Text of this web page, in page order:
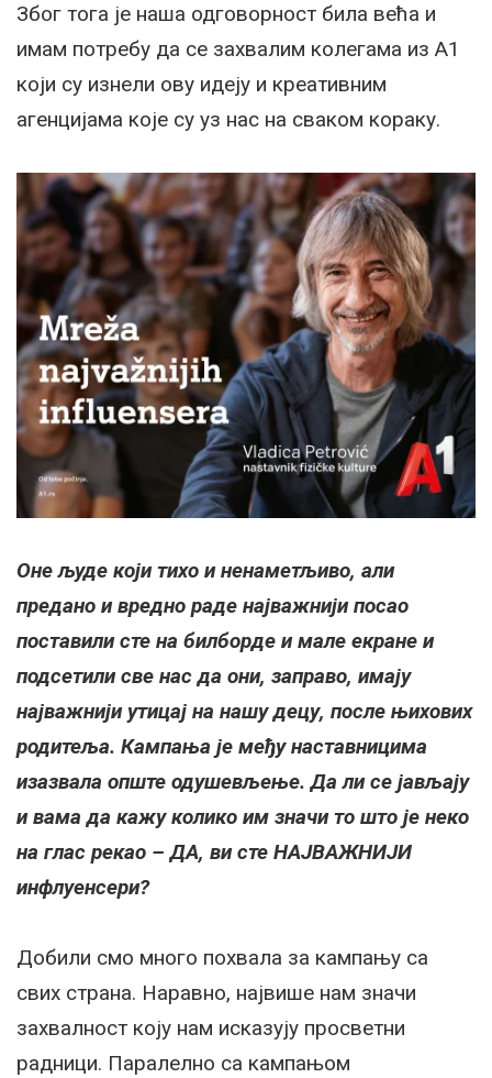
Због тога је наша одговорност била већа и
имам потребу да се захвалим колегама из А1
који су изнели ову идеју и креативним
агенцијама које су уз нас на сваком кораку.
Оне људе који тихо и ненаметљиво, али
предано и вредно раде најважнији посао
поставили сте на билборде и мале екране и
подсетили све нас да они, заправо, имају
најважнији утицај на нашу децу, после њихових
родитеља. Кампања је међу наставницима
изазвала опште одушевљење. Да ли се јављају
и вама да кажу колико им значи то што је неко
на глас рекао – ДА, ви сте НАЈВАЖНИЈИ
инфлуенсери?
Добили смо много похвала за кампању са
свих страна. Наравно, највише нам значи
захвалност коју нам исказују просветни
радници. Паралелно са кампањом